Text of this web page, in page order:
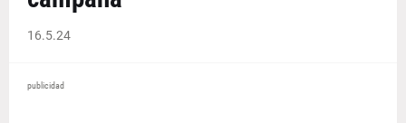
16.5.24
publicidad